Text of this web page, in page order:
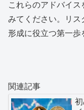
これらのアドバイ
みてください。リス
形成に役立つ第一歩
関連記事